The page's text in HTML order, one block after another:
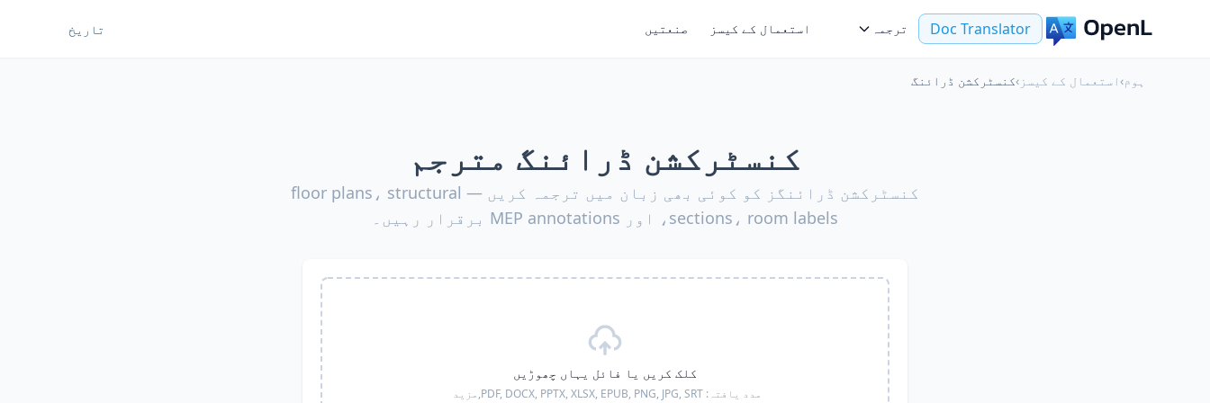
Doc Translator ترجمہ استعمال کے کیسز صنعتیں تاریخ
ہوم›استعمال کے کیسز ›کنسٹرکشن ڈرائنگ
کنسٹرکشن ڈرائنگ مترجم
کنسٹرکشن ڈرائنگز کو کوئی بھی زبان میں ترجمہ کریں — floor plans، structural
sections، room labels، اور MEP annotations برقرار رہیں۔
کلک کریں یا فائل یہاں چھوڑیں
مدد یافتہ:PDF, DOCX, PPTX, XLSX, EPUB, PNG, JPG, SRT, مزید